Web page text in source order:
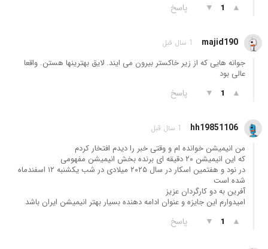
▲
1
▼ پاسخ
majid190 1 سال قبل
جوانه هایی که از زیر خاکستر بیرون می ایند. لایق بهترینها هستن. واقعا
عالی بود
▲
1
▼ پاسخ
hh19851106 1 سال قبل
من انیمیشن خوانده ام و وقتی خبر را دیدم افتخار کردم
که این انیمیشن ۲۰ دقیقه ای برنده بخش انیمیشن مفهومی
در نود و هفتمین اسکار در سال ۲۰۲۵ میلادی در شب یکشنبه ۱۲ اسفندماه
شده است
آفرین به دو کارگردان عزیز
امیدوارم این جایزه و عنوان ادامه دهنده بسیار بهتر انیمیشن ایران باشد
▲
1
▼ پاسخ